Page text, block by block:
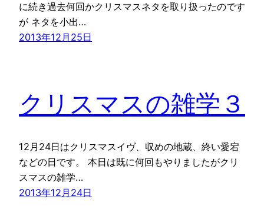
に続き過去何回かクリスマスネタを取り扱ったのです
が ネタを小出…
2013年12月25日
クリスマスの雑学３
12月24日はクリスマスイヴ、収めの地蔵、終い愛宕
などの日です。 本日は既に何回もやりましたがクリ
スマスの雑学…
2013年12月24日